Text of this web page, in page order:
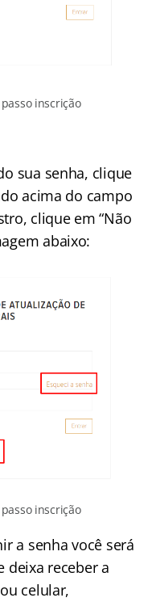
inscrição
sua senha, clique
acima do campo
clique em “Não
abaixo:
inscrição
a senha você será
deixa receber a
celular,